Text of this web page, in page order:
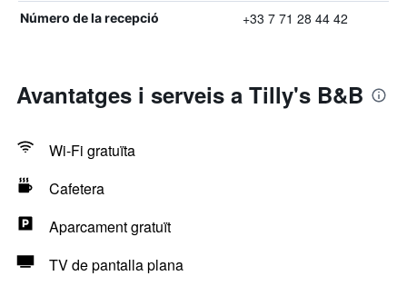
Número de la recepció +33 7 71 28 44 42
Avantatges i serveis a Tilly's B&B
Wi-Fi gratuïta
Cafetera
Aparcament gratuït
TV de pantalla plana